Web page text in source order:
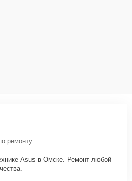
ремонту
Asus в Омске. Ремонт любой